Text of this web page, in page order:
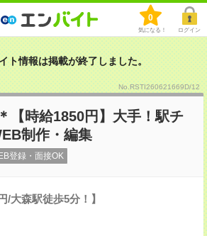
0
気になる！ ログイン
ト情報は掲載が終了しました。
No.RSTI260621669D/12
【時給1850円】大手！駅チ
制作・編集
登録・面接OK
/大森駅徒歩5分！】